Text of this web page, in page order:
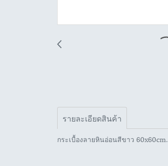
รายละเอียดสินค้า
กระเบื้องลายหินอ่อนสีขาว 60x60cm.